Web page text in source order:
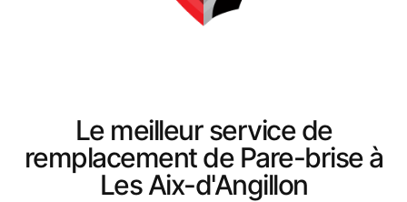
Le meilleur service de
remplacement de Pare-brise à
Les Aix-d'Angillon